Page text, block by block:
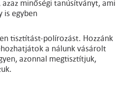
minőségi tanúsítványt, ami
is egyben
tisztítást-polírozást. Hozzánk
a nálunk vásárolt
azonnal megtisztítjuk,